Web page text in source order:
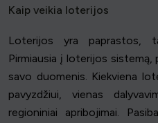
Kaip veikia loterijos
Loterijos yra paprastos,
Pirmiausia į loterijos
savo duomenis. Kiekviena
pavyzdžiui, vienas
regioniniai apribojimai.